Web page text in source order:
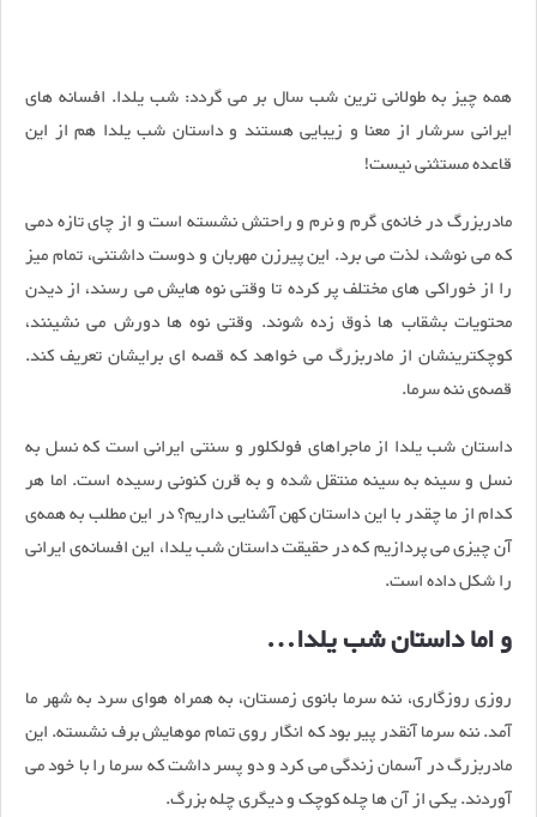
همه چیز به طولانی ترین شب سال بر می گردد: شب یلدا. افسانه های
ایرانی سرشار از معنا و زیبایی هستند و داستان شب یلدا هم از این
قاعده مستثنی نیست!
مادربزرگ در خانه‌ی گرم و نرم و راحتش نشسته است و از چای تازه دمی
که می نوشد، لذت می برد. این پیرزن مهربان و دوست داشتنی، تمام میز
را از خوراکی های مختلف پر کرده تا وقتی نوه هایش می رسند، از دیدن
محتویات بشقاب ها ذوق زده شوند. وقتی نوه ها دورش می نشینند،
کوچکترینشان از مادربزرگ می خواهد که قصه ای برایشان تعریف کند.
قصه‌‌ی ننه سرما.
داستان شب یلدا از ماجراهای فولکلور و سنتی ایرانی است که نسل به
نسل و سینه به سینه منتقل شده و به قرن کنونی رسیده است. اما هر
کدام از ما چقدر با این داستان کهن آشنایی داریم؟ در این مطلب به همه‌ی
آن چیزی می پردازیم که در حقیقت داستان شب یلدا، این افسانه‌ی ایرانی
را شکل داده است.
و اما داستان شب یلدا…
روزی روزگاری، ننه سرما بانوی زمستان، به همراه هوای سرد به شهر ما
آمد. ننه سرما آنقدر پیر بود که انگار روی تمام موهایش برف نشسته. این
مادربزرگ در آسمان زندگی می کرد و دو پسر داشت که سرما را با خود می
آوردند. یکی از آن ها چله‌ کوچک و دیگری چله بزرگ.